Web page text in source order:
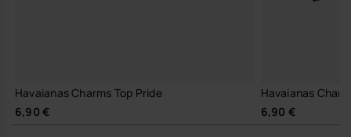
Havaianas Charms Top Pride
6,90 €
Havaianas
6,90 €